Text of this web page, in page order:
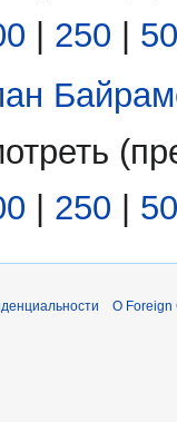
| 250 |
(
250
О Foreign